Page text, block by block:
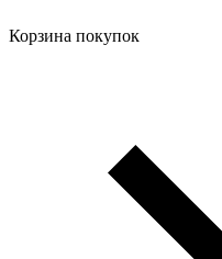
Корзина покупок